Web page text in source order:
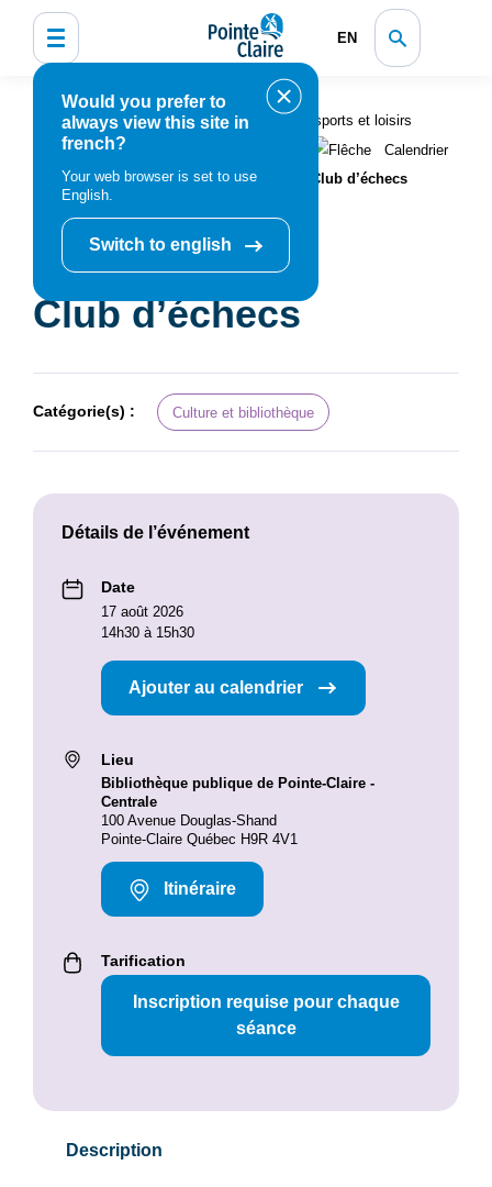
EN
Would you prefer to
always view this site in
french?
Your web browser is set to use
English.
Switch to english
Accueil
Bibliothèque, culture, sports et loisirs
Programmation et inscription
Calendrier
des événements et activités
Club d’échecs
Club d’échecs
Catégorie(s) : Culture et bibliothèque
Détails de l’événement
Date
17 août 2026
14h30 à 15h30
Ajouter au calendrier
Lieu
Bibliothèque publique de Pointe-Claire -
Centrale
100 Avenue Douglas-Shand
Pointe-Claire Québec H9R 4V1
Itinéraire
Tarification
Inscription requise pour chaque
séance
Description